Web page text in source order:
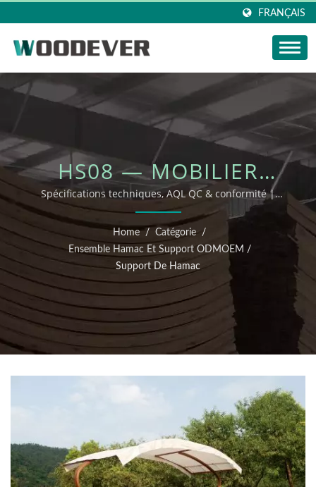
FRANÇAIS
HS08 — MOBILIER
D'EXTÉRIEUR OEM/ODM
Spécifications techniques, AQL QC & conformité |
WOODEVER
Home / Catégorie
/
Ensemble Hamac Et Support ODMOEM /
Support De Hamac